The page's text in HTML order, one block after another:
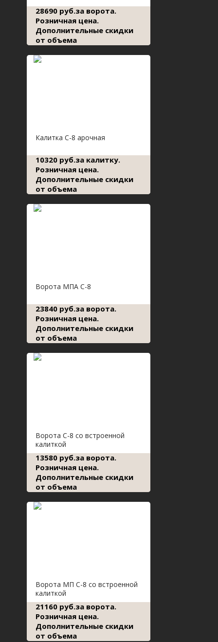
28690 руб.за ворота.
Розничная цена.
Дополнительные скидки
от объема
Калитка С-8 арочная
10320 руб.за калитку.
Розничная цена.
Дополнительные скидки
от объема
Ворота МПА С-8
23840 руб.за ворота.
Розничная цена.
Дополнительные скидки
от объема
Ворота С-8 со встроенной
калиткой
13580 руб.за ворота.
Розничная цена.
Дополнительные скидки
от объема
Ворота МП С-8 со встроенной
калиткой
21160 руб.за ворота.
Розничная цена.
Дополнительные скидки
от объема